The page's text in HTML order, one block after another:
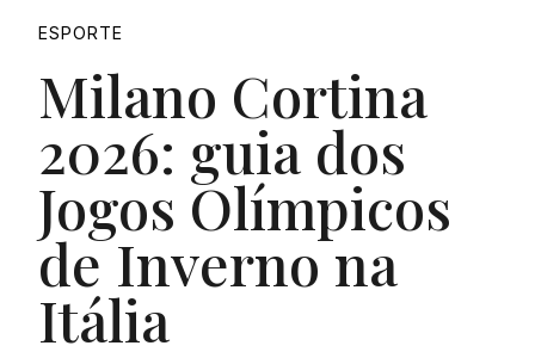
ESPORTE
Milano Cortina
2026: guia dos
Jogos Olímpicos
de Inverno na
Itália